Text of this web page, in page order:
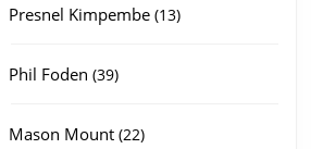
Presnel Kimpembe 1313
Phil Foden 3939
Mason Mount 2222